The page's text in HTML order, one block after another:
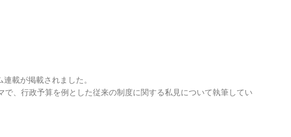
載が掲載されました。
、行政予算を例とした従来の制度に関する私見について執筆してい